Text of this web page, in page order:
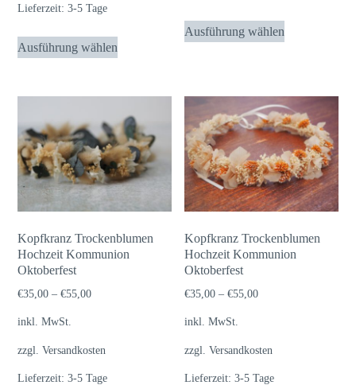
Lieferzeit:3-5 Tage
Ausführung wählen
Dieses
Produkt
mehrere
Varianten
auf.
Die
Optionen
Ausführung wählen
Dieses
Produkt
Varianten
auf.
Die
Optionen
können
auf
der
Produktseite
Kopfkranz Trockenblumen
Hochzeit Kommunion
Oktoberfest
€35,00 –€55,00
inkl. MwSt.
zzgl.Versandkosten
Lieferzeit:3-5 Tage
Kopfkranz Trockenblumen
Hochzeit Kommunion
Oktoberfest
€35,00 –€55,00
inkl. MwSt.
zzgl.Versandkosten
Lieferzeit:3-5 Tage